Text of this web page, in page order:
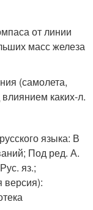
от линии
масс железа
(самолета,
каких-л.
языка: В
Под ред. А.
яз.;
версия):